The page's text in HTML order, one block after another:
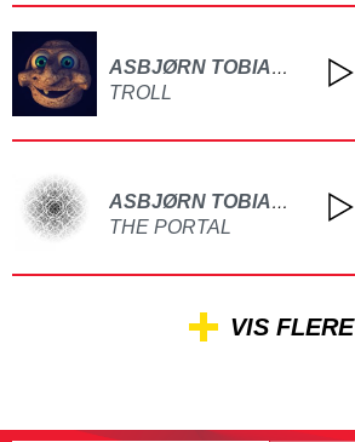
ASBJØRN TOBIASSEN
TROLL
ASBJØRN TOBIASSEN
THE PORTAL
VIS FLERE